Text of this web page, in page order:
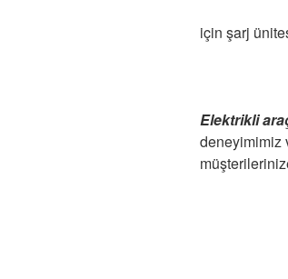
için şarj
Elektrikli
deneyimimiz